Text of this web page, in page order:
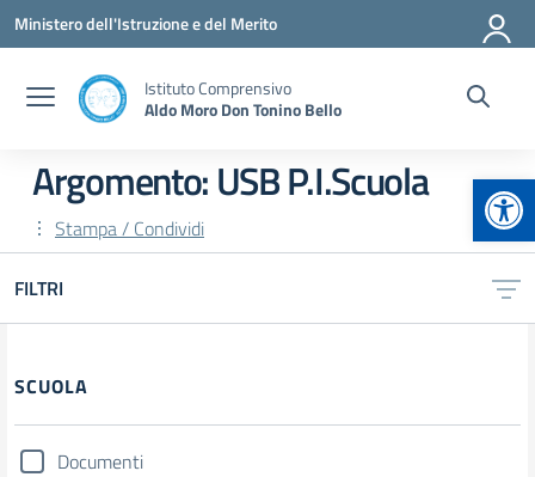
Vai ai contenuti
Vai al menu di navigazione
Vai al footer
Ministero dell'Istruzione e del Merito
Istituto Comprensivo
Aldo Moro Don Tonino Bello
Argomento: USB P.I.Scuola
Stampa / Condividi
FILTRI
Filtri
SCUOLA
Documenti